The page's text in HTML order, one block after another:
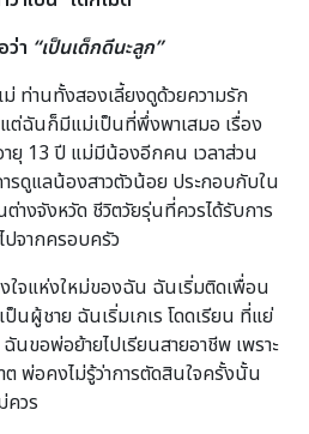
า “เป็นเด็กดีนะลูก”
ท่านทั้งสองเลี้ยงดูด้วยความรัก
ต่ฉันก็มีแม่เป็นที่พึ่งพาเสมอ เรื่อง
ยุ 13 ปี แม่มีน้องอีกคน เวลาส่วน
ดูแลน้องสาวตัวน้อย ประกอบกับใน
างจังหวัด ชีวิตวัยรุ่นที่ควรได้รับการ
ปจากครอบครัว
ใจแห่งใหม่ของฉัน ฉันเริ่มติดเพื่อน
ผู้ชาย ฉันเริ่มเกเร โดดเรียน ที่แย่
ขอพ่อย้ายไปเรียนสายอาชีพ เพราะ
พ่อคงไม่รู้ว่าการตัดสินใจครั้งนั้น
ควร